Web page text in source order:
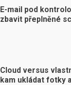
E-mail pod
zbavit přeplněné
Cloud versus
kam ukládat fotky